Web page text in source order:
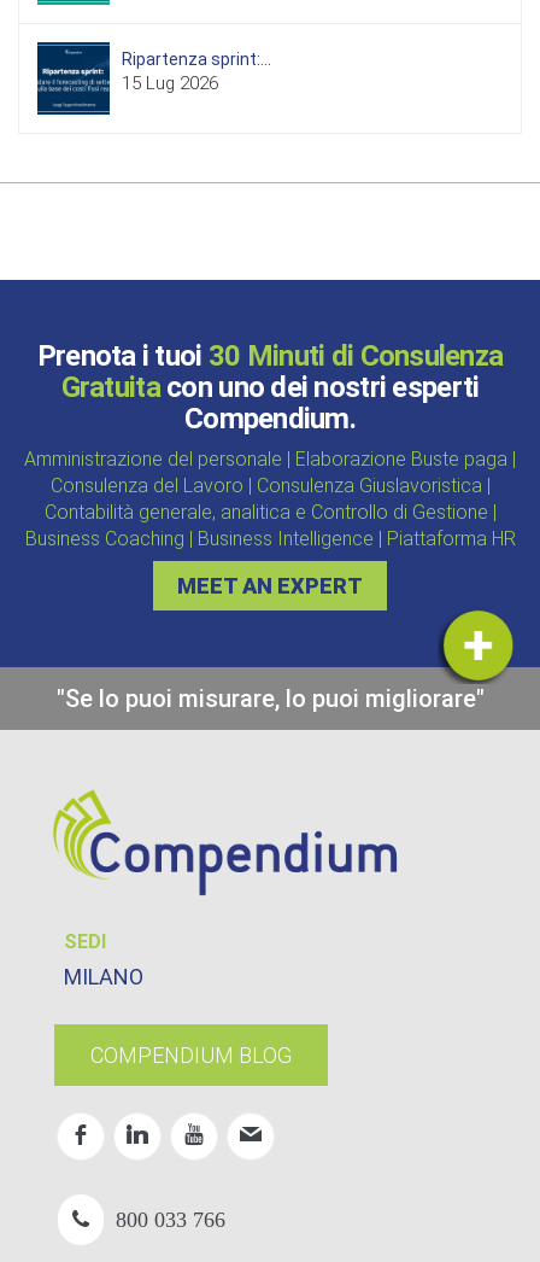
Ripartenza sprint:...
15 Lug 2026
Prenota i tuoi 30 Minuti di Consulenza
Gratuitacon uno dei nostri esperti
Compendium.
Amministrazione del personale | Elaborazione Buste paga |
Consulenza del Lavoro | Consulenza Giuslavoristica |
Contabilità generale, analitica e Controllo di Gestione |
Business Coaching | Business Intelligence | Piattaforma HR
MEET AN EXPERT
"Se lo puoi misurare, lo puoi migliorare"
SEDI
MILANO
COMPENDIUM BLOG
800 033 766